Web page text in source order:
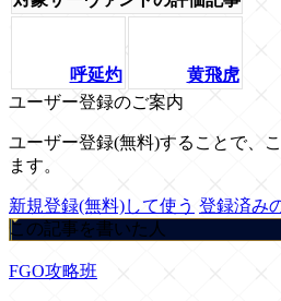
呼延灼
黄飛虎
ユーザー登録のご案内
ユーザー登録(無料)することで、
ます。
新規登録(無料)して使う 登録済み
この記事を書いた人
FGO攻略班